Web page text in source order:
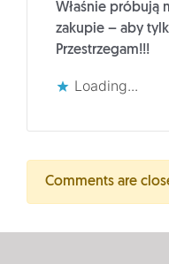
Właśnie próbują
zakupie – aby
Przestrzegam!!!
Loading...
Comments are